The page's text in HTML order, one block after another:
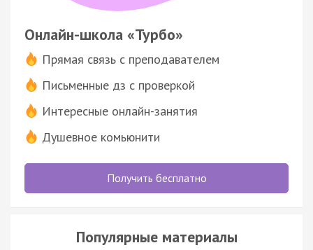
Онлайн-школа «Турбо»
Прямая связь с преподавателем
Письменные дз с проверкой
Интересные онлайн-занятия
Душевное комьюнити
Получить бесплатно
Популярные материалы